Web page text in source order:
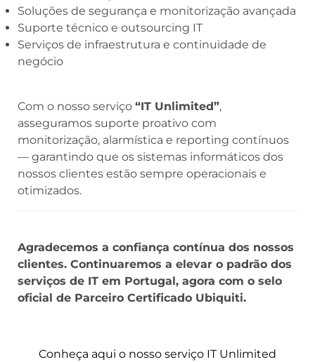
Soluções de segurança e monitorização avançada
Suporte técnico e outsourcing IT
Serviços de infraestrutura e continuidade de
negócio
Com o nosso serviço “IT Unlimited”,
asseguramos suporte proativo com
monitorização, alarmística e reporting contínuos
— garantindo que os sistemas informáticos dos
nossos clientes estão sempre operacionais e
otimizados.
Agradecemos a confiança contínua dos nossos
clientes. Continuaremos a elevar o padrão dos
serviços de IT em Portugal, agora com o selo
oficial de Parceiro Certificado Ubiquiti.
Conheça aqui o nosso serviço IT Unlimited